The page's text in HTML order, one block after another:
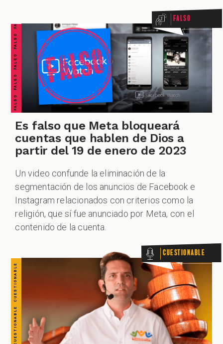
FALSO FALSO FALSO FALSO FALSO FALSO FALSO Falso
Es falso que Meta bloqueará
cuentas que hablen de Dios a
partir del 19 de enero de 2023
Un video confunde la eliminación de la
segmentación de los anuncios de Facebook e
Instagram relacionados con criterios como la
religión, que sí fue anunciado por Meta, con el
contenido de la cuenta.
CUESTIONABLE CUESTIONABLE CUESTIONABLE CUESTIONABLE CUESTIONABLE CUESTIONABLE CUESTIONABLE Cuestionable